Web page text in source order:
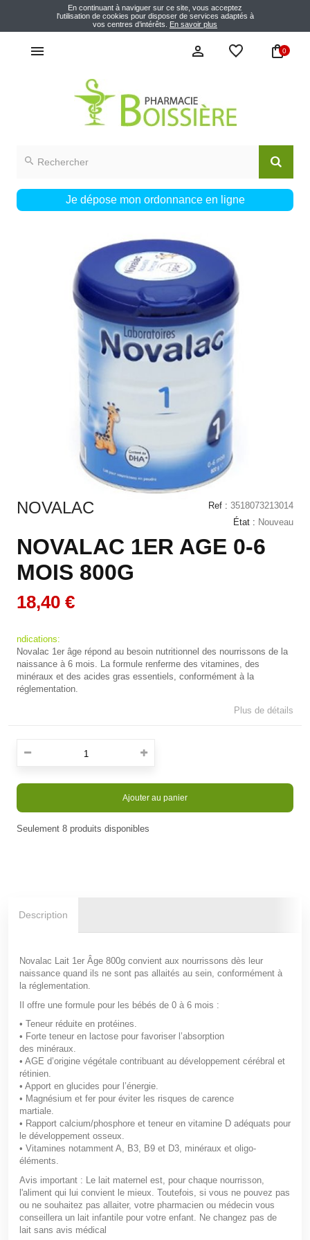
En continuant à naviguer sur ce site, vous acceptez
l'utilisation de cookies pour disposer de services adaptés à
vos centres d’intérêts. En savoir plus
0
Je dépose mon ordonnance en ligne
NOVALAC Ref : 3518073213014
État : Nouveau
NOVALAC 1ER AGE 0-6
MOIS 800G
18,40 €
ndications:
Novalac 1er âge répond au besoin nutritionnel des nourrissons de la
naissance à 6 mois. La formule renferme des vitamines, des
minéraux et des acides gras essentiels, conformément à la
réglementation.
Plus de détails
Ajouter au panier
Seulement 8 produits disponibles
Description
Novalac Lait 1er Âge 800g convient aux nourrissons dès leur
naissance quand ils ne sont pas allaités au sein, conformément à
la réglementation.
Il offre une formule pour les bébés de 0 à 6 mois :
• Teneur réduite en protéines.
• Forte teneur en lactose pour favoriser l’absorption
des minéraux.
• AGE d’origine végétale contribuant au développement cérébral et
rétinien.
• Apport en glucides pour l’énergie.
• Magnésium et fer pour éviter les risques de carence
martiale.
• Rapport calcium/phosphore et teneur en vitamine D adéquats pour
le développement osseux.
• Vitamines notamment A, B3, B9 et D3, minéraux et oligo-
éléments.
Avis important : Le lait maternel est, pour chaque nourrisson,
l'aliment qui lui convient le mieux. Toutefois, si vous ne pouvez pas
ou ne souhaitez pas allaiter, votre pharmacien ou médecin vous
conseillera un lait infantile pour votre enfant. Ne changez pas de
lait sans avis médical